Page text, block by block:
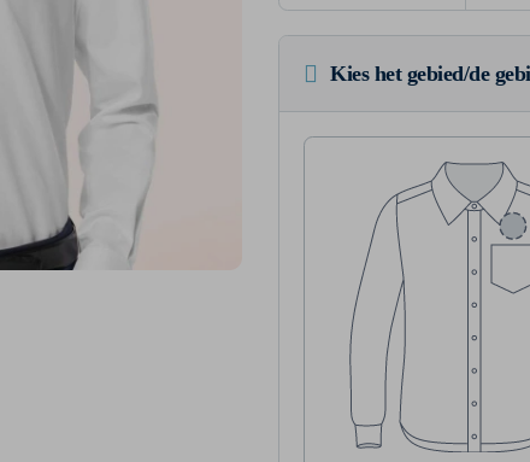
Kies het gebied/de